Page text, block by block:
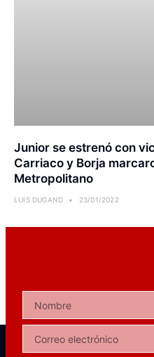
Junior se estrenó con
Carriaco y Borja
Metropolitano
LUIS DUGAND 23/01/2022